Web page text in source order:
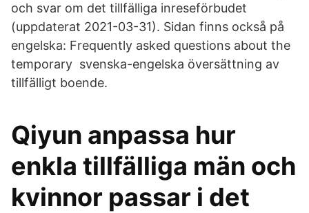
och svar om det tillfälliga inreseförbudet
(uppdaterat 2021-03-31). Sidan finns också på
engelska: Frequently asked questions about the
temporary svenska-engelska översättning av
tillfälligt boende.
Qiyun anpassa hur
enkla tillfälliga män och
kvinnor passar i det